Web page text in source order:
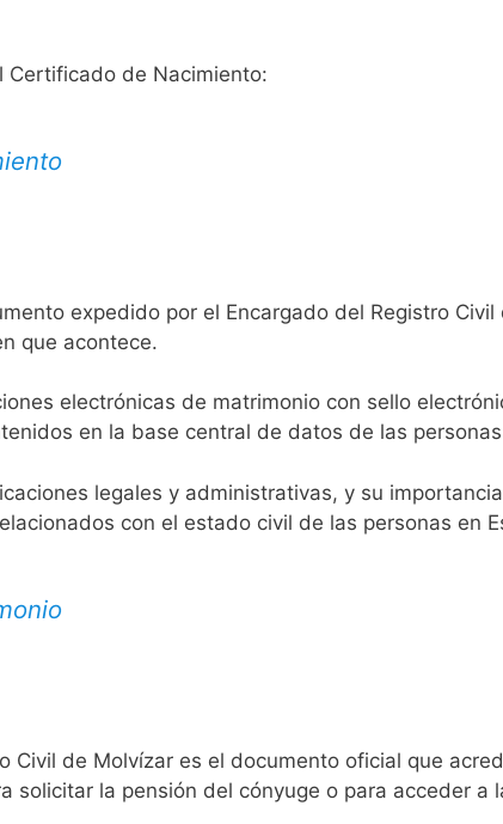
Certificado de Nacimiento:
expedido por el Encargado del Registro
que acontece.
electrónicas de matrimonio con sello
en la base central de datos de las
legales y administrativas, y su
con el estado civil de las personas en
Civil de Molvízar es el documento oficial que
solicitar la pensión del cónyuge o para acceder a